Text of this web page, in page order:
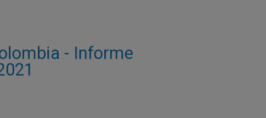
- Informe